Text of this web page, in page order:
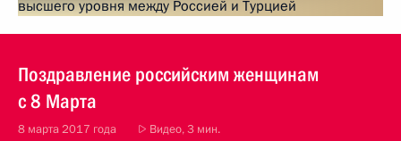
Поздравление российским женщинам
с 8 Марта
8 марта 2017 года Видео, 3 мин.